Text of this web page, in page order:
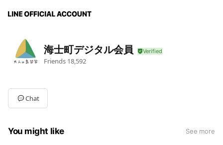
海士町デジタル会員
Friends 18,592
Chat
You might like See more